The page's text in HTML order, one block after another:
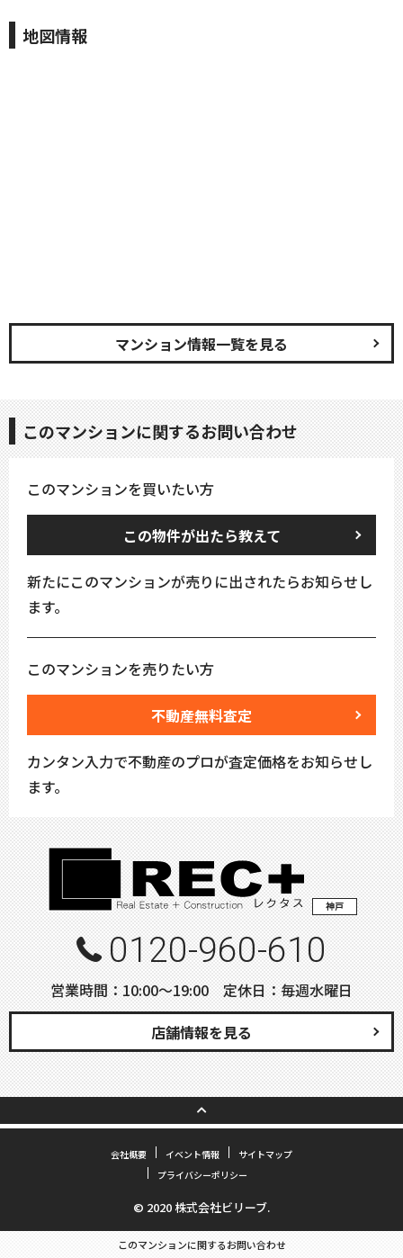
地図情報
マンション情報一覧を見る
このマンションに関するお問い合わせ
このマンションを買いたい方
この物件が出たら教えて
新たにこのマンションが売りに出されたらお知らせし
ます。
このマンションを売りたい方
不動産無料査定
カンタン入力で不動産のプロが査定価格をお知らせし
ます。
神戸
0120-960-610
営業時間：10:00〜19:00 定休日：毎週水曜日
店舗情報を見る
会社概要 イベント情報
サイトマップ
プライバシーポリシー
© 2020 株式会社ビリーブ.
このマンションに関するお問い合わせ